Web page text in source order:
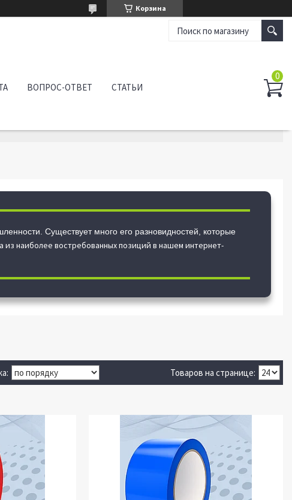
Корзина
ВОПРОС-ОТВЕТ СТАТЬИ
Существует много его разновидностей, которые
из наиболее востребованных позиций в нашем интернет-